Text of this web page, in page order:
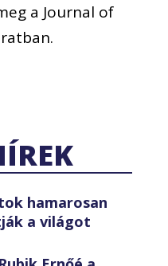
a Journal of
hamarosan
a világot